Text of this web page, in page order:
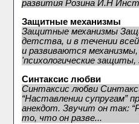
развития Розина И.Н
Защитные механизмы
Защитные механизмы
детства, и в течении
и развиваются
'психологические защиты,
Синтаксис любви
Синтаксис любви
“Наставлении супругам”
анекдот. Звучит он так:
то, что он разве...